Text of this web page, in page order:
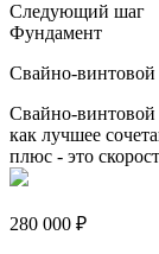
Следующий шаг
Фундамент
Свайно-
Свайно-винтовой
как лучшее
плюс - это
280 000 ₽